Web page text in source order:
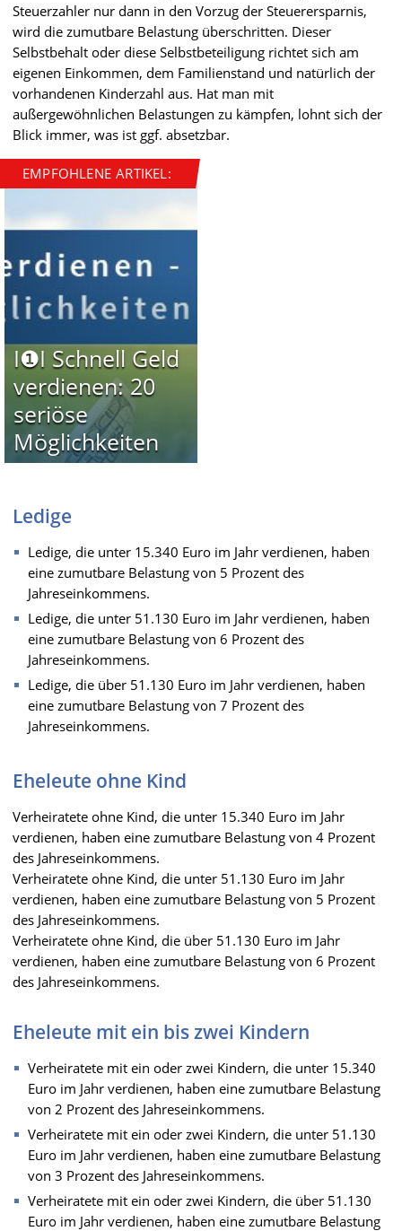
Steuerzahler nur dann in den Vorzug der Steuerersparnis,
wird die zumutbare Belastung überschritten. Dieser
Selbstbehalt oder diese Selbstbeteiligung richtet sich am
eigenen Einkommen, dem Familienstand und natürlich der
vorhandenen Kinderzahl aus. Hat man mit
außergewöhnlichen Belastungen zu kämpfen, lohnt sich der
Blick immer, was ist ggf. absetzbar.
EMPFOHLENE ARTIKEL:
I❶I Schnell Geld
verdienen: 20
seriöse
Möglichkeiten
Ledige
Ledige, die unter 15.340 Euro im Jahr verdienen, haben
eine zumutbare Belastung von 5 Prozent des
Jahreseinkommens.
Ledige, die unter 51.130 Euro im Jahr verdienen, haben
eine zumutbare Belastung von 6 Prozent des
Jahreseinkommens.
Ledige, die über 51.130 Euro im Jahr verdienen, haben
eine zumutbare Belastung von 7 Prozent des
Jahreseinkommens.
Eheleute ohne Kind
Verheiratete ohne Kind, die unter 15.340 Euro im Jahr
verdienen, haben eine zumutbare Belastung von 4 Prozent
des Jahreseinkommens.
Verheiratete ohne Kind, die unter 51.130 Euro im Jahr
verdienen, haben eine zumutbare Belastung von 5 Prozent
des Jahreseinkommens.
Verheiratete ohne Kind, die über 51.130 Euro im Jahr
verdienen, haben eine zumutbare Belastung von 6 Prozent
des Jahreseinkommens.
Eheleute mit ein bis zwei Kindern
Verheiratete mit ein oder zwei Kindern, die unter 15.340
Euro im Jahr verdienen, haben eine zumutbare Belastung
von 2 Prozent des Jahreseinkommens.
Verheiratete mit ein oder zwei Kindern, die unter 51.130
Euro im Jahr verdienen, haben eine zumutbare Belastung
von 3 Prozent des Jahreseinkommens.
Verheiratete mit ein oder zwei Kindern, die über 51.130
Euro im Jahr verdienen, haben eine zumutbare Belastung